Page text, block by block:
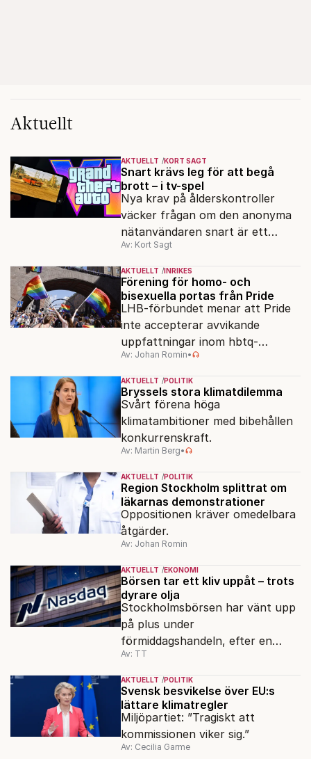
Aktuellt
AKTUELLT KORT SAGT
Snart krävs leg för att begå
brott – i tv-spel
Nya krav på ålderskontroller
väcker frågan om den anonyma
nätanvändaren snart är ett
minne blott.
Av: Kort Sagt
AKTUELLT INRIKES
Förening för homo- och
bisexuella portas från Pride
LHB-förbundet menar att Pride
inte accepterar avvikande
uppfattningar inom hbtq-
rörelsen. "Vi har inga problem
med transpersoner", säger
ordföranden Linn Saarinen.
Av: Johan Romin•
AKTUELLT POLITIK
Bryssels stora klimatdilemma
Svårt förena höga
klimatambitioner med bibehållen
konkurrenskraft.
Av: Martin Berg•
AKTUELLT POLITIK
Region Stockholm splittrat om
läkarnas demonstrationer
Oppositionen kräver omedelbara
åtgärder.
Av: Johan Romin
AKTUELLT EKONOMI
Börsen tar ett kliv uppåt – trots
dyrare olja
Stockholmsbörsen har vänt upp
på plus under
förmiddagshandeln, efter en
inledning nedåt – trots ett högre
oljepris och AI-oro.
Av: TT
AKTUELLT POLITIK
Svensk besvikelse över EU:s
lättare klimatregler
Miljöpartiet: ”Tragiskt att
kommissionen viker sig.”
Av: Cecilia Garme